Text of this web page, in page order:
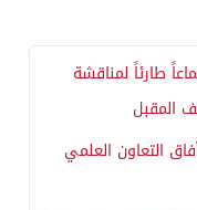
طارئاً لمناقشة
المقبل
التعاون العلمي